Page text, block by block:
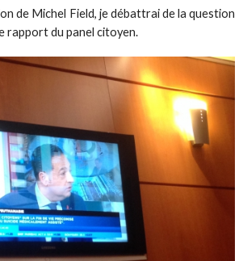
de Michel Field, je débattrai de la question
rapport du panel citoyen.